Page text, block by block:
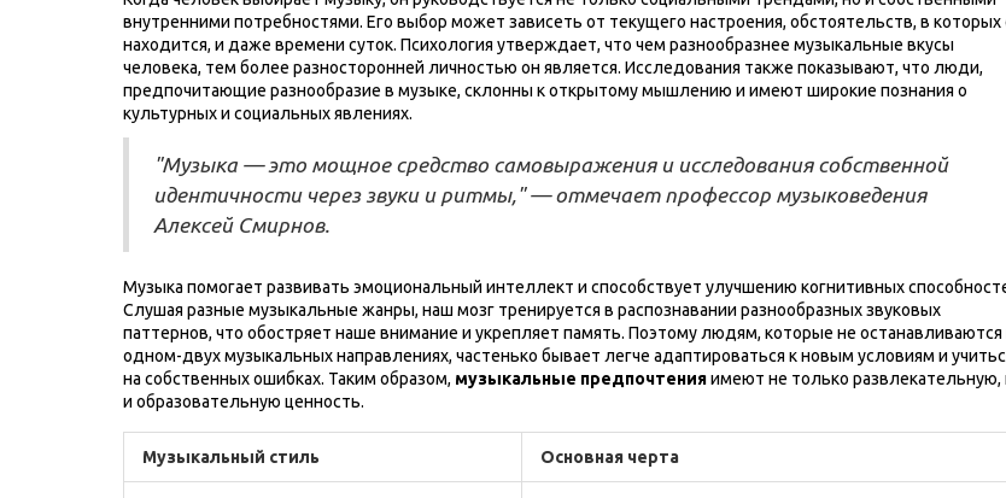
внутренними потребностями. Его выбор может зависеть от текущего настроения, обстоятельств, в которых
находится, и даже времени суток. Психология утверждает, что чем разнообразнее музыкальные вкусы
человека, тем более разносторонней личностью он является. Исследования также показывают, что люди,
предпочитающие разнообразие в музыке, склонны к открытому мышлению и имеют широкие познания о
культурных и социальных явлениях.
"Музыка — это мощное средство самовыражения и исследования собственной
идентичности через звуки и ритмы," — отмечает профессор музыковедения
Алексей Смирнов.
Музыка помогает развивать эмоциональный интеллект и способствует улучшению когнитивных
Слушая разные музыкальные жанры, наш мозг тренируется в распознавании разнообразных звуковых
паттернов, что обостряет наше внимание и укрепляет память. Поэтому людям, которые не останавливаются
одном-двух музыкальных направлениях, частенько бывает легче адаптироваться к новым условиям и
на собственных ошибках. Таким образом, музыкальные предпочтенияимеют не только развлекательную,
и образовательную ценность.
Музыкальный стиль Основная черта